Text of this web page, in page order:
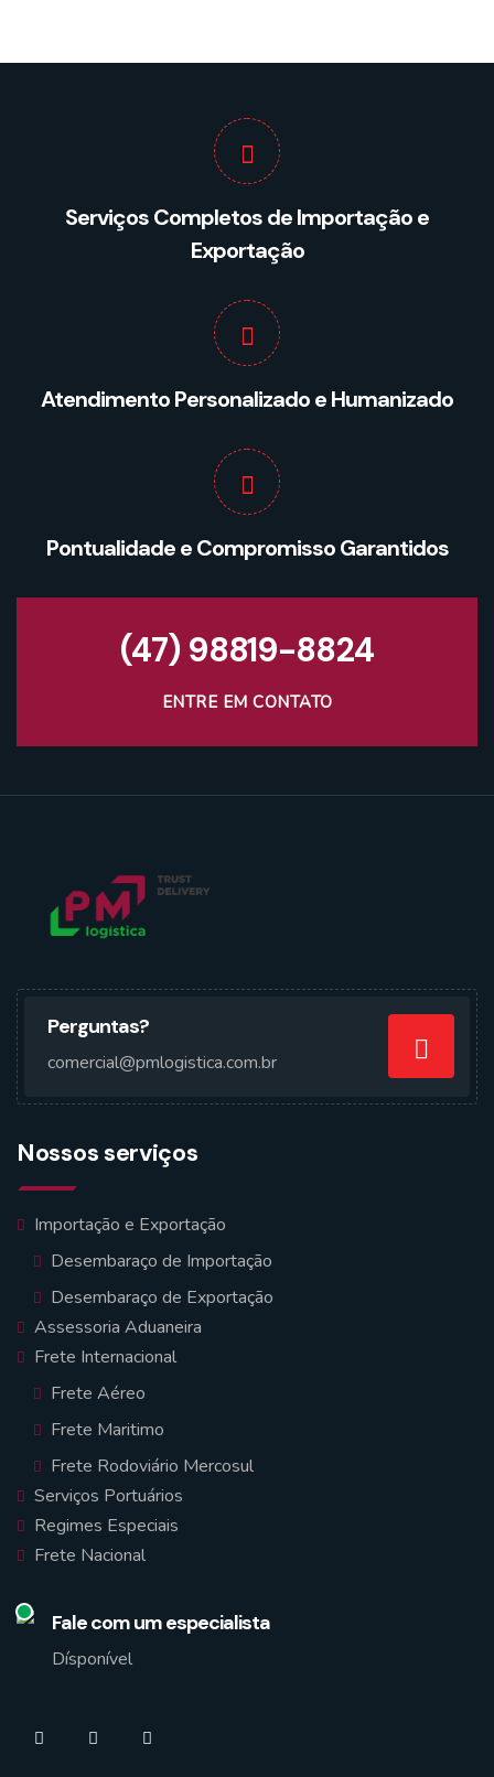
Serviços Completos de Importação e
Exportação
Atendimento Personalizado e Humanizado
Pontualidade e Compromisso Garantidos
(47) 98819-8824
ENTRE EM CONTATO
Perguntas?
comercial@pmlogistica.com.br
Nossos serviços
Importação e Exportação
Desembaraço de Importação
Desembaraço de Exportação
Assessoria Aduaneira
Frete Internacional
Frete Aéreo
Frete Maritimo
Frete Rodoviário Mercosul
Serviços Portuários
Regimes Especiais
Frete Nacional
Fale com um especialista
Dísponível